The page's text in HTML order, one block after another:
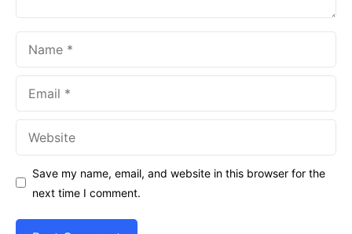
Save my name, email, and website in this browser for the
next time I comment.